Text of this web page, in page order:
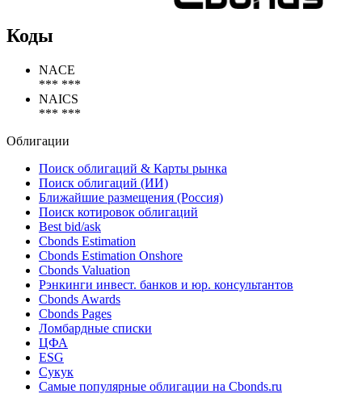
Коды
NACE
*** ***
NAICS
*** ***
Облигации
Поиск облигаций & Карты рынка
Поиск облигаций (ИИ)
Ближайшие размещения (Россия)
Поиск котировок облигаций
Best bid/ask
Cbonds Estimation
Cbonds Estimation Onshore
Cbonds Valuation
Рэнкинги инвест. банков и юр. консультантов
Cbonds Awards
Cbonds Pages
Ломбардные списки
ЦФА
ESG
Сукук
Самые популярные облигации на Cbonds.ru